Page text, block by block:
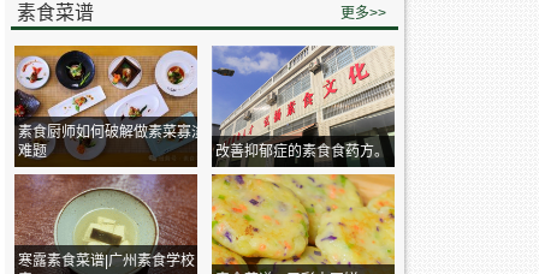
素食菜谱 更多>>
素食厨师如何破解做素菜寡淡
难题
改善抑郁症的素食食药方。
寒露素食菜谱|广州素食学校